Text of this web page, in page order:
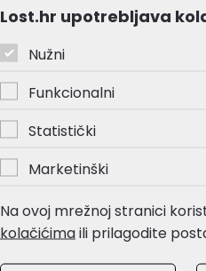
skener (B11B258401)
373,37 €
Kataloški broj:
Šifra:60725
Lost.hr upotrebljava
Nužni
Funkcionalni
Statistički
Marketinški
Na ovoj mrežnoj stranici
kolačićimaili prilagodite